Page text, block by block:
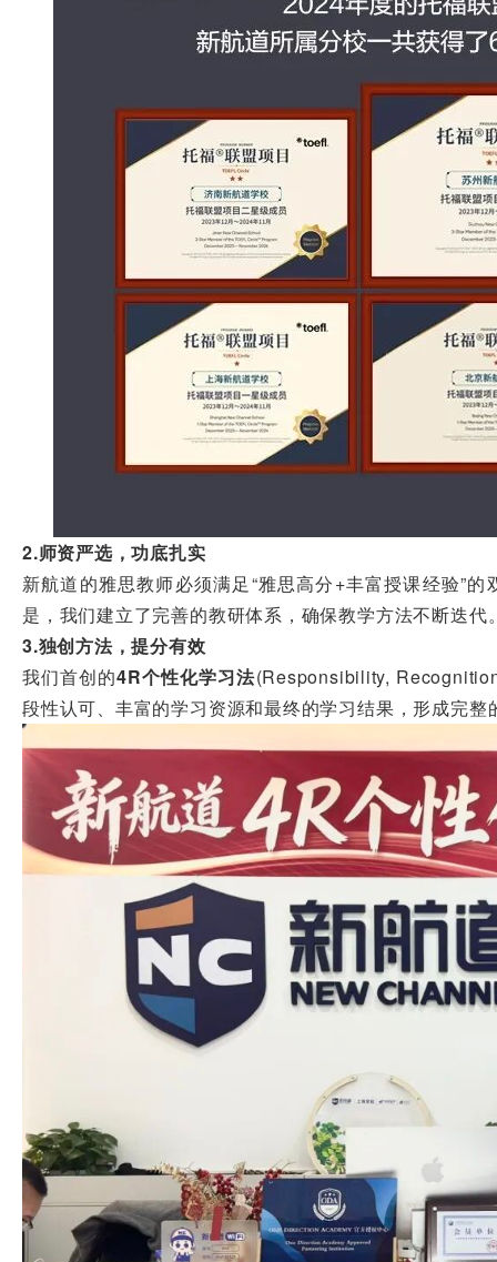
2.师资严选，功底扎实
新航道的雅思教师必须满足“雅思高分+丰富授课经验”
是，我们建立了完善的教研体系，确保教学方法不断迭代
3.独创方法，提分有效
我们首创的4R个性化学习法(Responsibility,
段性认可、丰富的学习资源和最终的学习结果，形成完整